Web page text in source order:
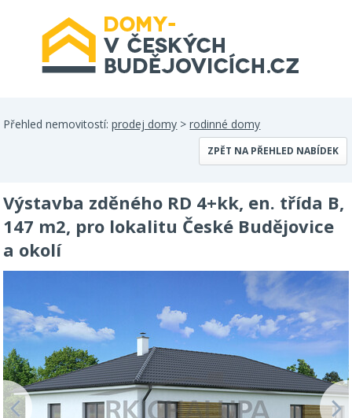
Přehled nemovitostí:prodej domy >rodinné domy
ZPĚT NA PŘEHLED NABÍDEK
Výstavba zděného RD 4+kk, en. třída B,
147 m2, pro lokalitu České Budějovice
a okolí